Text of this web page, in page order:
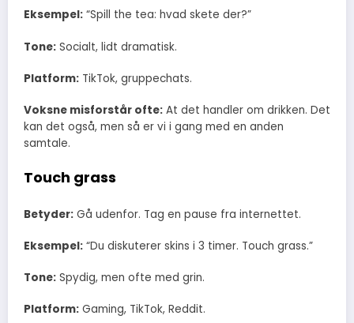
Eksempel: “Spill the tea: hvad skete der?”
Tone: Socialt, lidt dramatisk.
Platform: TikTok, gruppechats.
Voksne misforstår ofte: At det handler om drikken. Det
kan det også, men så er vi i gang med en anden
samtale.
Touch grass
Betyder: Gå udenfor. Tag en pause fra internettet.
Eksempel: “Du diskuterer skins i 3 timer. Touch grass.”
Tone: Spydig, men ofte med grin.
Platform: Gaming, TikTok, Reddit.